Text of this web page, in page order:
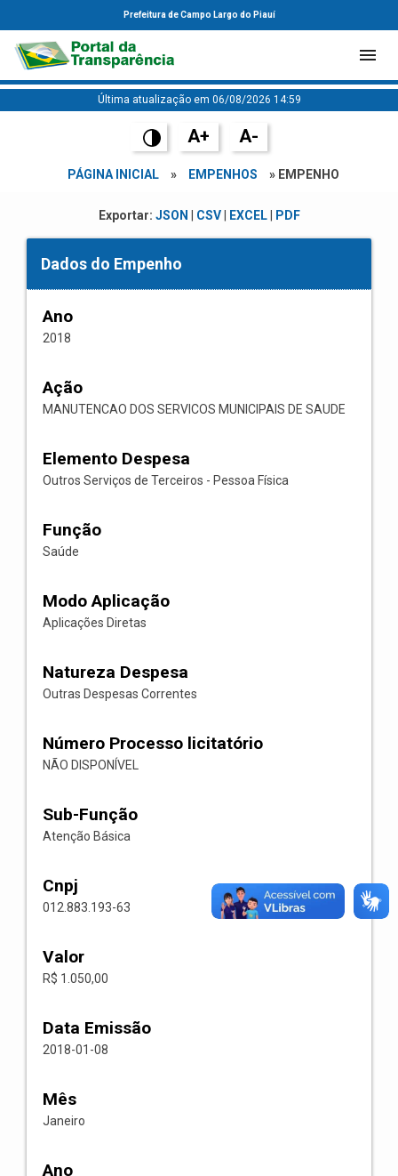
Prefeitura de Campo Largo do Piauí
Última atualização em 06/08/2026 14:59
A+ A-
PÁGINA INICIAL » EMPENHOS » EMPENHO
Exportar: JSON CSV| EXCEL| PDF
Dados do Empenho
Ano
2018
Ação
MANUTENCAO DOS SERVICOS MUNICIPAIS DE SAUDE
Elemento Despesa
Outros Serviços de Terceiros - Pessoa Física
Função
Saúde
Modo Aplicação
Aplicações Diretas
Natureza Despesa
Outras Despesas Correntes
Número Processo licitatório
NÃO DISPONÍVEL
Sub-Função
Atenção Básica
Cnpj
012.883.193-63
Valor
R$ 1.050,00
Data Emissão
2018-01-08
Mês
Janeiro
Ano